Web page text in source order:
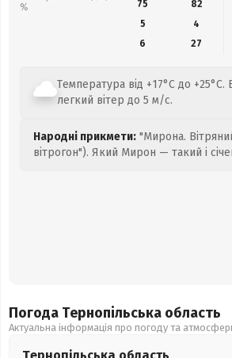
%
75
82
5
4
6
27
Температура від +17°C до +25°C.
легкий вітер до 5 м/с.
Народні прикмети: "Мирона.
вітрогон"). Який Мирон — такий і
Погода Тернопільська область
Актуальна інформація про погоду та